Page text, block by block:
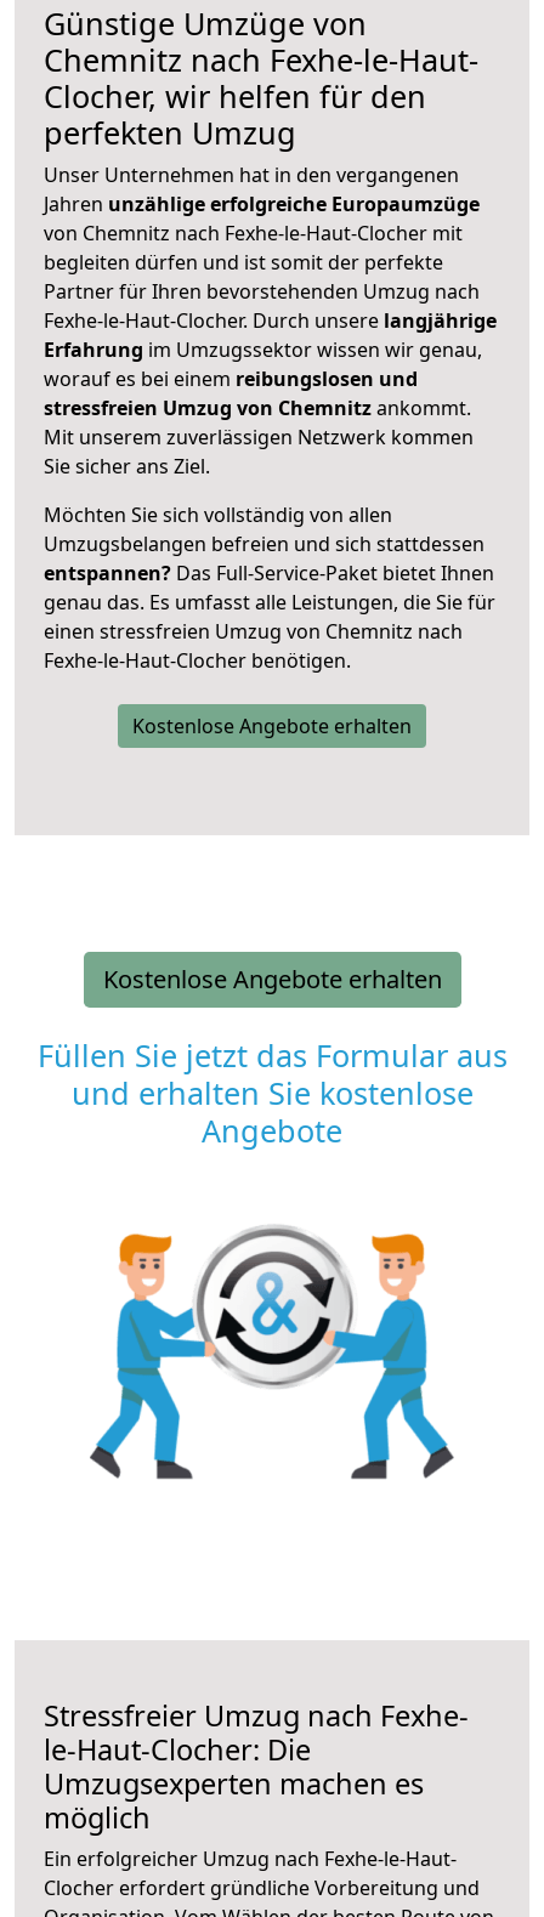
Günstige Umzüge von
Chemnitz nach Fexhe-le-Haut-
Clocher, wir helfen für den
perfekten Umzug
Unser Unternehmen hat in den vergangenen
Jahren unzählige erfolgreiche Europaumzüge
von Chemnitz nach Fexhe-le-Haut-Clocher mit
begleiten dürfen und ist somit der perfekte
Partner für Ihren bevorstehenden Umzug nach
Fexhe-le-Haut-Clocher. Durch unsere langjährige
Erfahrung im Umzugssektor wissen wir genau,
worauf es bei einem reibungslosen und
stressfreien Umzug von Chemnitzankommt.
Mit unserem zuverlässigen Netzwerk kommen
Sie sicher ans Ziel.
Möchten Sie sich vollständig von allen
Umzugsbelangen befreien und sich stattdessen
entspannen? Das Full-Service-Paket bietet Ihnen
genau das. Es umfasst alle Leistungen, die Sie für
einen stressfreien Umzug von Chemnitz nach
Fexhe-le-Haut-Clocher benötigen.
Kostenlose Angebote erhalten
Kostenlose Angebote erhalten
Füllen Sie jetzt das Formular aus
und erhalten Sie kostenlose
Angebote
Stressfreier Umzug nach Fexhe-
le-Haut-Clocher: Die
Umzugsexperten machen es
möglich
Ein erfolgreicher Umzug nach Fexhe-le-Haut-
Clocher erfordert gründliche Vorbereitung und